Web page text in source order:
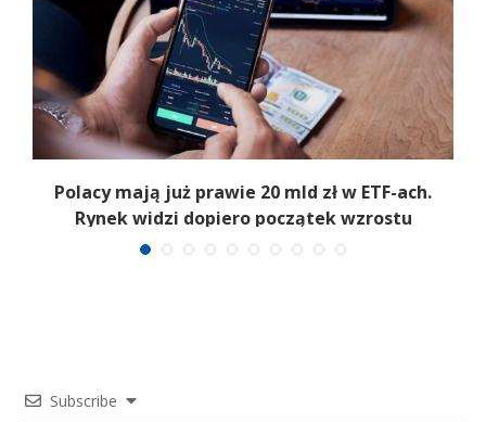
Polacy mają już prawie 20 mld zł w ETF-ach.
Rynek widzi dopiero początek wzrostu
Subscribe